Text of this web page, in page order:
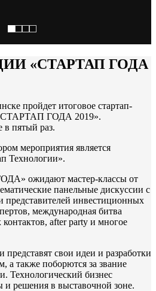
«СТАРТАП ГОДА
пройдет итоговое стартап-
«СТАРТАП ГОДА 2019».
в пятый раз.
мероприятия является
Технологии».
ожидают мастер-классы от
панельные дискуссии с
представителей инвестиционных
международная битва
after party и многое
свои идеи и разработки
а также поборются за звание
Технологический бизнес
и решения в выставочной зоне.